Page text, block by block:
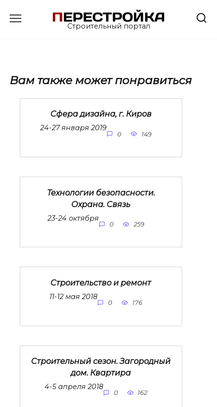
Строительный портал
Вам также может понравиться
Сфера дизайна, г. Киров
24-27 января 2019
0 149
Технологии безопасности.
Охрана. Связь
23-24 октября
0 259
Строительство и ремонт
11-12 мая 2018
0 176
Строительный сезон. Загородный
дом. Квартира
4-5 апреля 2018
0 162